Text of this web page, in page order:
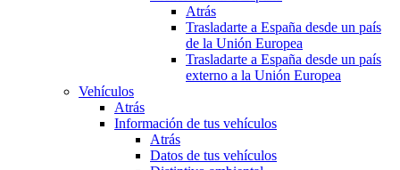
Atrás
Trasladarte a España desde un país
de la Unión Europea
Trasladarte a España desde un país
externo a la Unión Europea
Vehículos
Atrás
Información de tus vehículos
Atrás
Datos de tus vehículos